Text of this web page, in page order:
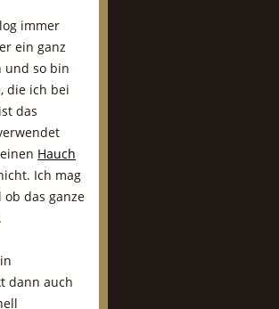
immer
ein ganz
und so bin
die ich bei
das
Hauch
Ich mag
ob das ganze
dann auch